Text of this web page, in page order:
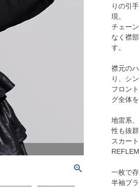
りの引
現。
チェー
なく襟
す。
襟元の
り、シ
フロン
グ全体
地雷系
性も抜群
スカー
一枚で
半袖ブラ